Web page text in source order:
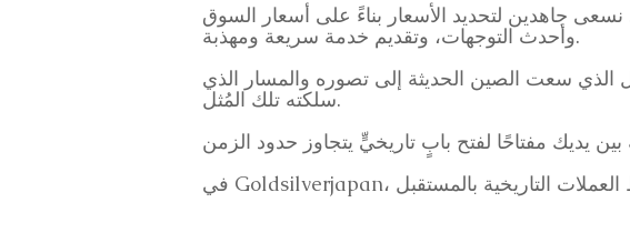
نسعى جاهدين لتحديد الأسعار بناءً على أسعار السوق
وأحدث التوجهات، وتقديم خدمة سريعة ومهذبة.
الذي سعت الصين الحديثة إلى تصوره والمسار الذي
سلكته تلك المُثل.